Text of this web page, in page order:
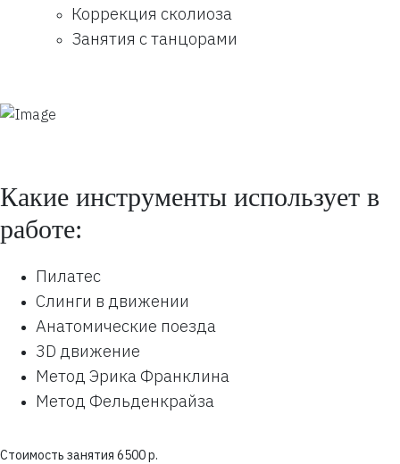
Коррекция сколиоза
Занятия с танцорами
Какие инструменты использует в
работе:
Пилатес
Слинги в движении
Анатомические поезда
3D движение
Метод Эрика Франклина
Метод Фельденкрайза
Стоимость занятия 6500 р.